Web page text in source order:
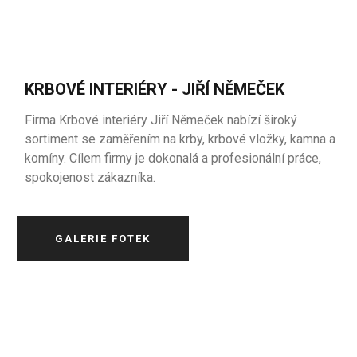
KRBOVÉ INTERIÉRY - JIŘÍ NĚMEČEK
Firma Krbové interiéry Jiří Němeček nabízí široký
sortiment se zaměřením na krby, krbové vložky, kamna a
komíny. Cílem firmy je dokonalá a profesionální práce,
spokojenost zákazníka.
GALERIE FOTEK